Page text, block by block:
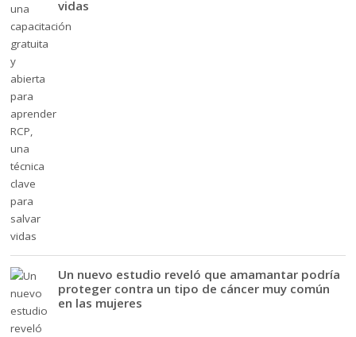
vidas
Un nuevo estudio reveló que amamantar podría
proteger contra un tipo de cáncer muy común
en las mujeres